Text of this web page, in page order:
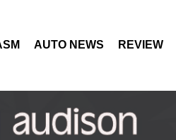
AUTO NEWS REVIEW